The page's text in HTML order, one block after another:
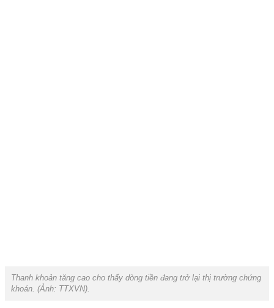
Thanh khoản tăng cao cho thấy dòng tiền đang trở lại thị trường chứng
khoán. (Ảnh: TTXVN).